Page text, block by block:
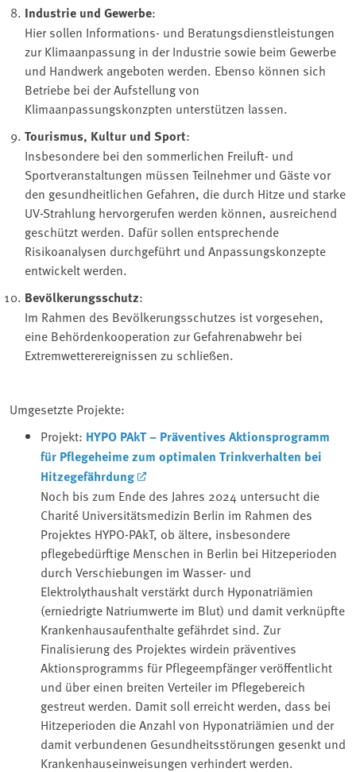
Industrie und Gewerbe:
Hier sollen Informations- und Beratungsdienstleistungen
zur Klimaanpassung in der Industrie sowie beim Gewerbe
und Handwerk angeboten werden. Ebenso können sich
Betriebe bei der Aufstellung von
Klimaanpassungskonzpten unterstützen lassen.
Tourismus, Kultur und Sport:
Insbesondere bei den sommerlichen Freiluft- und
Sportveranstaltungen müssen Teilnehmer und Gäste vor
den gesundheitlichen Gefahren, die durch Hitze und starke
UV-Strahlung hervorgerufen werden können, ausreichend
geschützt werden. Dafür sollen entsprechende
Risikoanalysen durchgeführt und Anpassungskonzepte
entwickelt werden.
Bevölkerungsschutz:
Im Rahmen des Bevölkerungsschutzes ist vorgesehen,
eine Behördenkooperation zur Gefahrenabwehr bei
Extremwetterereignissen zu schließen.
Umgesetzte Projekte:
Projekt: HYPO PAkT – Präventives Aktionsprogramm
für Pflegeheime zum optimalen Trinkverhalten bei
Hitzegefährdung
Noch bis zum Ende des Jahres 2024 untersucht die
Charité Universitätsmedizin Berlin im Rahmen des
Projektes HYPO-PAkT, ob ältere, insbesondere
pflegebedürftige Menschen in Berlin bei Hitzeperioden
durch Verschiebungen im Wasser- und
Elektrolythaushalt verstärkt durch Hyponatriämien
(erniedrigte Natriumwerte im Blut) und damit verknüpfte
Krankenhausaufenthalte gefährdet sind. Zur
Finalisierung des Projektes wirdein präventives
Aktionsprogramms für Pflegeempfänger veröffentlicht
und über einen breiten Verteiler im Pflegebereich
gestreut werden. Damit soll erreicht werden, dass bei
Hitzeperioden die Anzahl von Hyponatriämien und der
damit verbundenen Gesundheitsstörungen gesenkt und
Krankenhauseinweisungen verhindert werden.